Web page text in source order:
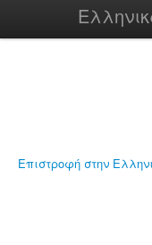
Επιστροφή στην